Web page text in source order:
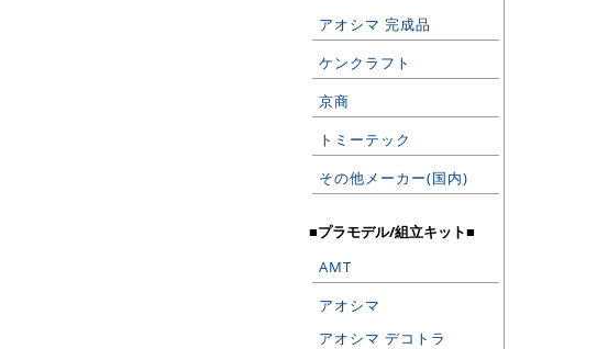
アオシマ 完成品
ケンクラフト
京商
トミーテック
その他メーカー(国内)
■プラモデル/組立キット■
AMT
アオシマ
アオシマ デコトラ